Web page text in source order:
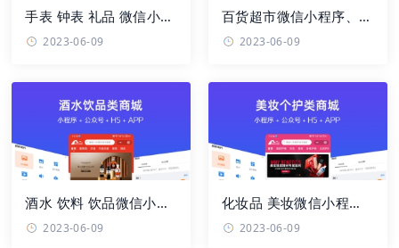
手表 钟表 礼品 微信小程
序、app、H5手机网
站、PC网站 ...
2023-06-09
百货超市微信小程序、
app、H5手机网站、PC
网站、微信 ...
2023-06-09
酒水 饮料 饮品微信小程
序、app、H5手机网
站、PC网站 ...
2023-06-09
化妆品 美妆微信小程
序、app、H5手机网
站、PC网站、微 ...
2023-06-09